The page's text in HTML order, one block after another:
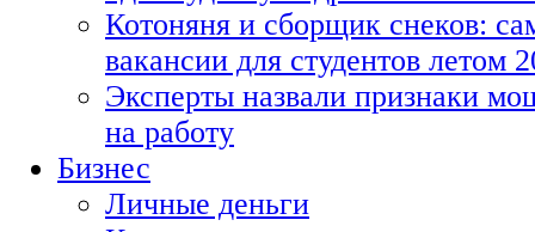
Котоняня и сборщик снеков:
вакансии для студентов летом
Эксперты назвали признаки
на работу
Бизнес
Личные деньги